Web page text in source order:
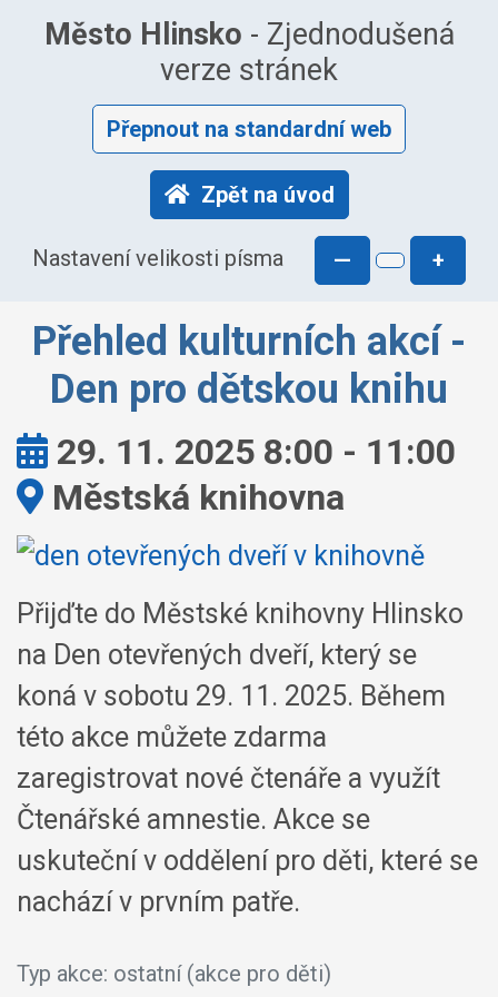
Město Hlinsko - Zjednodušená
verze stránek
Přepnout na standardní web
Zpět na úvod
Nastavení velikosti písma — +
Přehled kulturních akcí -
Den pro dětskou knihu
Kdy:
29. 11. 2025 8:00 - 11:00
Kde:
Městská knihovna
Přijďte do Městské knihovny Hlinsko
na Den otevřených dveří, který se
koná v sobotu 29. 11. 2025. Během
této akce můžete zdarma
zaregistrovat nové čtenáře a využít
Čtenářské amnestie. Akce se
uskuteční v oddělení pro děti, které se
nachází v prvním patře.
Typ akce: ostatní (akce pro děti)